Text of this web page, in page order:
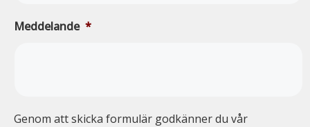
Meddelande *
Genom att skicka formulär godkänner du vår